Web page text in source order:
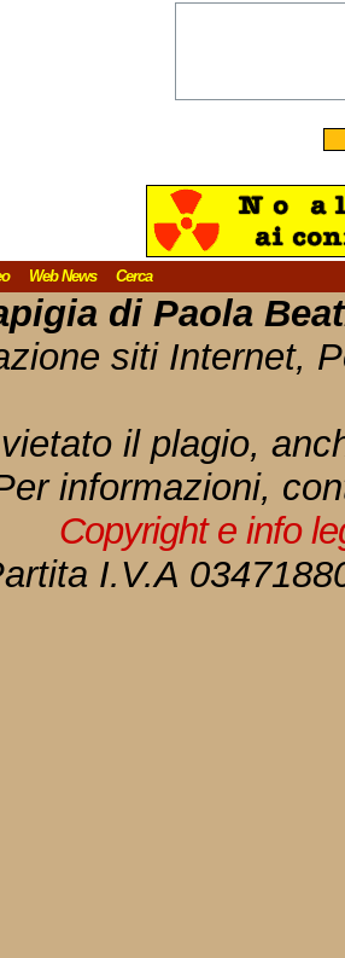
Web News Cerca
di Paola
siti Internet,
il plagio,
informazioni,
Copyright e info
I.V.A